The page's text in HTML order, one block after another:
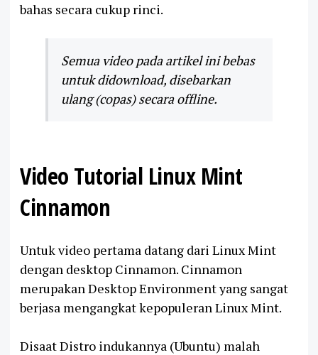
bahas secara cukup rinci.
Semua video pada artikel ini bebas
untuk didownload, disebarkan
ulang (copas) secara offline.
Video Tutorial Linux Mint
Cinnamon
Untuk video pertama datang dari Linux Mint
dengan desktop Cinnamon. Cinnamon
merupakan Desktop Environment yang sangat
berjasa mengangkat kepopuleran Linux Mint.
Disaat Distro indukannya (Ubuntu) malah